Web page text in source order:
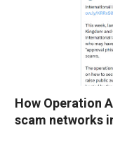
How Operation
scam networks